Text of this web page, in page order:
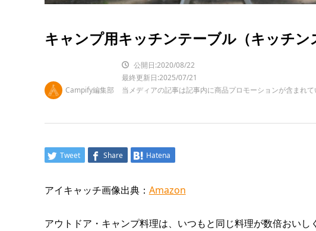
キャンプ用キッチンテーブル（キッチ
Campify編集部
公開日:2020/08/22
最終更新日:2025/07/21
当メディアの記事は記事内に商品プロモーションが含まれて
Tweet Share Hatena
アイキャッチ画像出典： Amazon
アウトドア・キャンプ料理は、いつもと同じ料理が数倍おい